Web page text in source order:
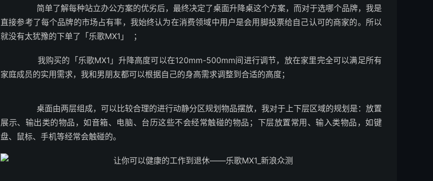
简单了解每种站立办公方案的优劣后，最终决定了桌面升降桌这个方案，而对于选哪个品牌，我是
直接参考了每个品牌的市场占有率，我始终认为在消费领域中用户是会用脚投票给自己认可的商家的。所以
就没有太犹豫的下单了「乐歌MX1」
；
我购买的「乐歌MX1」升降高度可以在120mm-500mm间进行调节，放在家里完全可以满足所有
家庭成员的实用需求，我和男朋友都可以根据自己的身高需求调整到合适的高度；
桌面由两层组成，可以比较合理的进行动静分区规划物品摆放，我对于上下层区域的规划是：放置
展示、输出类的物品，如音箱、电脑、台历这些不会经常触碰的物品；下层放置常用、输入类物品，如键
盘、鼠标、手机等经常会触碰的。